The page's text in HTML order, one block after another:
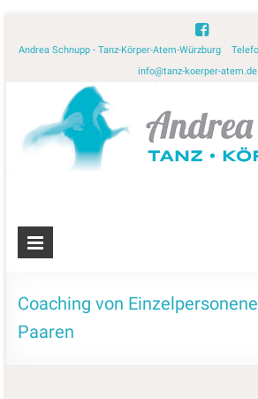
Andrea Schnupp - Tanz-Körper-Atem-Würzburg
info@tanz-koerper-atem.de
Coaching von
Paaren